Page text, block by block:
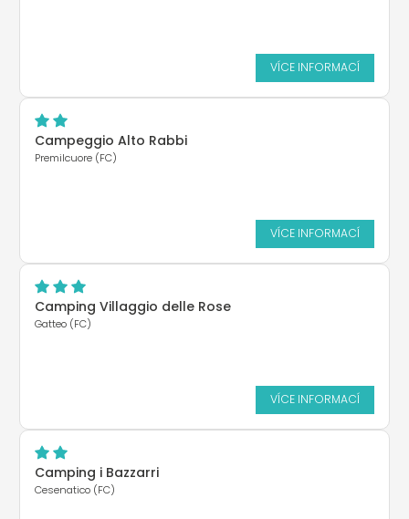
VÍCE INFORMACÍ
Campeggio Alto Rabbi
Premilcuore (FC)
VÍCE INFORMACÍ
Camping Villaggio delle Rose
Gatteo (FC)
VÍCE INFORMACÍ
Camping i Bazzarri
Cesenatico (FC)